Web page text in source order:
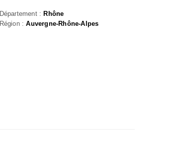
Département : Rhône
Région :Auvergne-Rhône-Alpes